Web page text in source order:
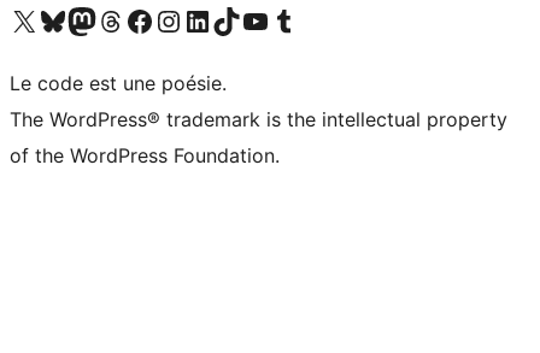
Visitez notre compte X (précédemment Twitter)
Visiter notre compte Bluesky
Visiter notre compte Mastodon
Visiter notre compte Threads
Consulter notre compte Facebook
Consulter notre compte Instagram
Consulter notre compte LinkedIn
Visiter notre compte TokTok
Visiter notre chaîne YouTube
Visiter notre compte Tumblr
Le code est une poésie.
The WordPress® trademark is the intellectual property
of the WordPress Foundation.